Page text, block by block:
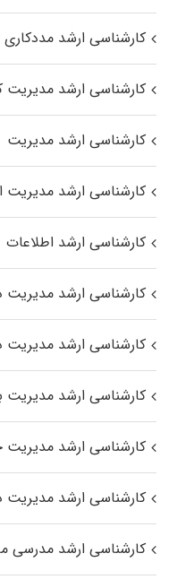
کارشناسی ارشد
کارشناسی ارشد
کارشناسی ارشد مدیریت
کارشناسی ارشد مدیریت
کارشناسی ارشد اطلاعات
کارشناسی ارشد مدیریت
کارشناسی ارشد مدیریت
کارشناسی ارشد مدیریت
کارشناسی ارشد مدیریت
کارشناسی ارشد مدیریت
کارشناسی ارشد مدرسی